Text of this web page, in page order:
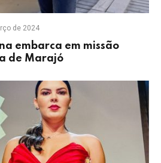
de 2024
embarca em missão
de Marajó